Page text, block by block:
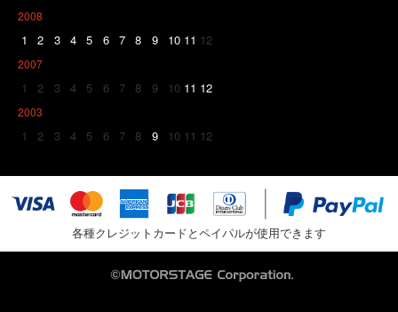
2008
1 2 3 4 5 6 7 8 9 10 11 12
2007
1 2 3 4 5 6 7 8 9 10 11 12
2003
1 2 3 4 5 6 7 8 9 10 11 12
各種クレジットカードとペイパルが使用できます